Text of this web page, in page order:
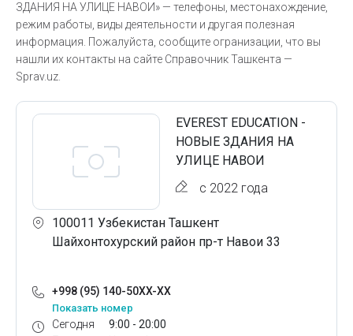
ЗДАНИЯ НА УЛИЦЕ НАВОИ» — телефоны, местонахождение,
режим работы, виды деятельности и другая полезная
информация. Пожалуйста, сообщите огранизации, что вы
нашли их контакты на сайте Справочник Ташкента —
Sprav.uz.
EVEREST EDUCATION -
НОВЫЕ ЗДАНИЯ НА
УЛИЦЕ НАВОИ
с 2022 года
100011 Узбекистан Ташкент
Шайхонтохурский район пр-т Навои 33
+998 (95) 140-50XX-XX
Показать номер
Сегодня
9:00 - 20:00